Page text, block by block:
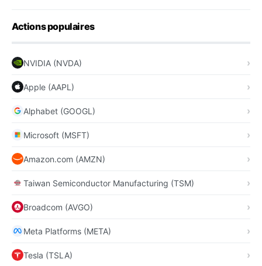
Actions populaires
NVIDIA (NVDA)
Apple (AAPL)
Alphabet (GOOGL)
Microsoft (MSFT)
Amazon.com (AMZN)
Taiwan Semiconductor Manufacturing (TSM)
Broadcom (AVGO)
Meta Platforms (META)
Tesla (TSLA)